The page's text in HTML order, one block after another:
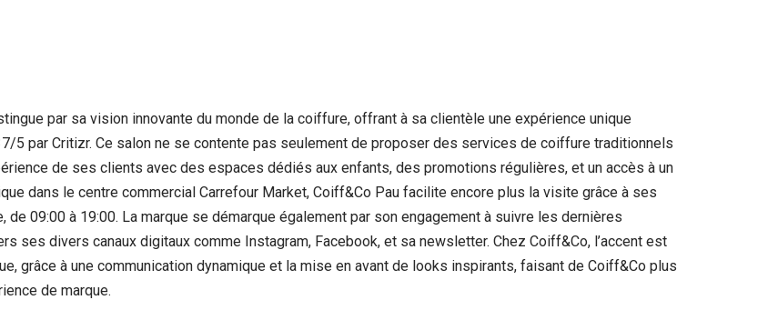
par sa vision innovante du monde de la coiffure, offrant à sa clientèle une expérience unique
5 par Critizr. Ce salon ne se contente pas seulement de proposer des services de coiffure traditionnels
de ses clients avec des espaces dédiés aux enfants, des promotions régulières, et un accès à un
dans le centre commercial Carrefour Market, Coiff&Co Pau facilite encore plus la visite grâce à ses
09:00 à 19:00. La marque se démarque également par son engagement à suivre les dernières
ses divers canaux digitaux comme Instagram, Facebook, et sa newsletter. Chez Coiff&Co, l’accent est
grâce à une communication dynamique et la mise en avant de looks inspirants, faisant de Coiff&Co plus
de marque.